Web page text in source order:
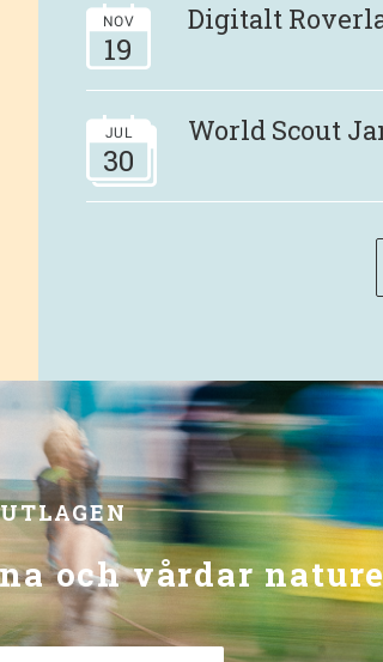
NOV
19
Digitalt
JUL
30
World Scout
och vårdar